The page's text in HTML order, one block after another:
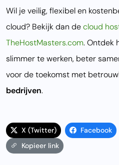
Wil je veilig, flexibel en
cloud? Bekijk dan decloud
TheHostMasters.com. Ontdek
slimmer te werken, beter
voor de toekomst met
bedrijven.
X (Twitter) Facebook
Kopieer link